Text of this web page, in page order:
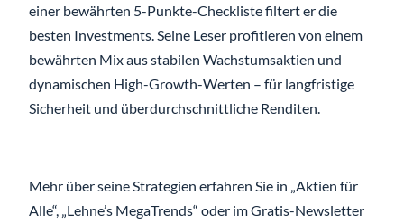
einer bewährten 5-Punkte-Checkliste filtert er die
besten Investments. Seine Leser profitieren von einem
bewährten Mix aus stabilen Wachstumsaktien und
dynamischen High-Growth-Werten – für langfristige
Sicherheit und überdurchschnittliche Renditen.
Mehr über seine Strategien erfahren Sie in „Aktien für
Alle“, „Lehne’s MegaTrends“ oder im Gratis-Newsletter